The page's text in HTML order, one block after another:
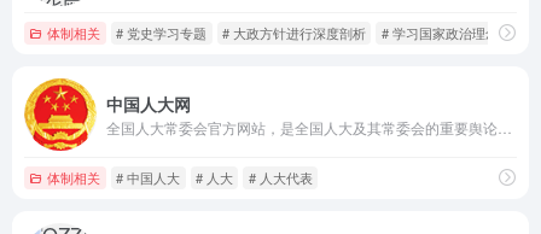
体制相关 # 党史学习专题 # 大政方针进行深度剖析 # 学习国家政治理念
中国人大网
体制相关 # 中国人大 # 人大 # 人大代表